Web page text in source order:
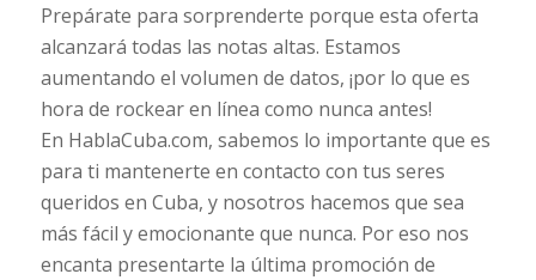
Prepárate para sorprenderte porque esta oferta
alcanzará todas las notas altas. Estamos
aumentando el volumen de datos, ¡por lo que es
hora de rockear en línea como nunca antes!
En HablaCuba.com, sabemos lo importante que es
para ti mantenerte en contacto con tus seres
queridos en Cuba, y nosotros hacemos que sea
más fácil y emocionante que nunca. Por eso nos
encanta presentarte la última promoción de